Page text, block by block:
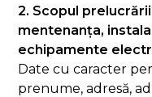
2. Scopul
mentenanța,
echipamente
Date cu caracter
prenume, adresă,